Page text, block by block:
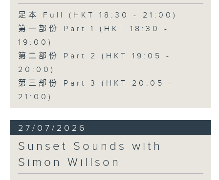
足本 Full (HKT 18:30 - 21:00)
第一部份 Part 1 (HKT 18:30 -
19:00)
第二部份 Part 2 (HKT 19:05 -
20:00)
第三部份 Part 3 (HKT 20:05 -
21:00)
27/07/2026
Sunset Sounds with
Simon Willson